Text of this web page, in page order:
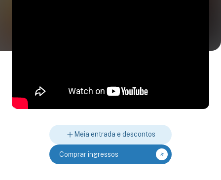
Meia entrada e descontos
Comprar ingressos